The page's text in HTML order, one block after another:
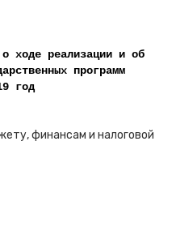
ходе реализации и об
программ
год
финансам и налоговой